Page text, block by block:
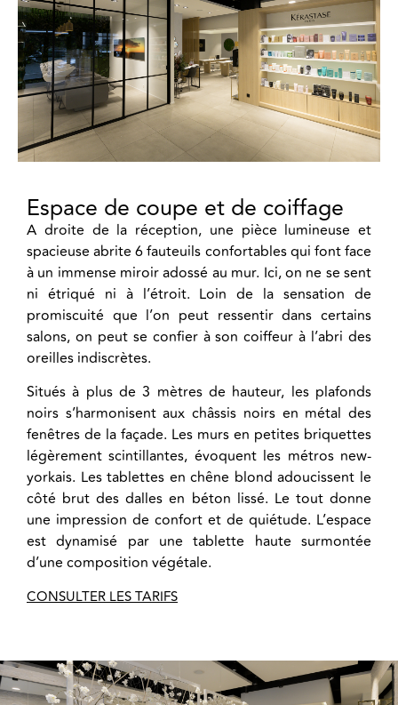
Espace de coupe et de coiffage
A droite de la réception, une pièce lumineuse et
spacieuse abrite 6 fauteuils confortables qui font face
à un immense miroir adossé au mur. Ici, on ne se sent
ni étriqué ni à l’étroit. Loin de la sensation de
promiscuité que l’on peut ressentir dans certains
salons, on peut se confier à son coiffeur à l’abri des
oreilles indiscrètes.
Situés à plus de 3 mètres de hauteur, les plafonds
noirs s’harmonisent aux châssis noirs en métal des
fenêtres de la façade. Les murs en petites briquettes
légèrement scintillantes, évoquent les métros new-
yorkais. Les tablettes en chêne blond adoucissent le
côté brut des dalles en béton lissé. Le tout donne
une impression de confort et de quiétude. L’espace
est dynamisé par une tablette haute surmontée
d’une composition végétale.
CONSULTER LES TARIFS